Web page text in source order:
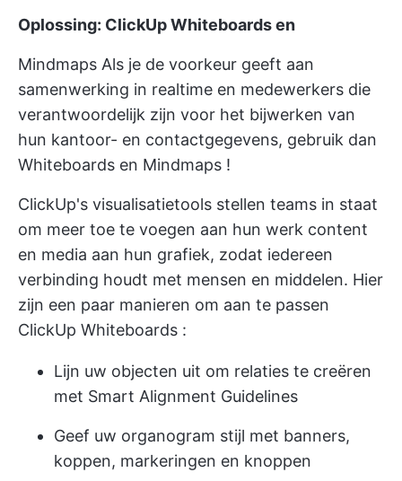
Oplossing: ClickUp Whiteboardsen
Mindmaps Als je de voorkeur geeft aan
samenwerking in realtime en medewerkers die
verantwoordelijk zijn voor het bijwerken van
hun kantoor- en contactgegevens, gebruik dan
Whiteboards en Mindmaps !
ClickUp's visualisatietools stellen teams in staat
om meer toe te voegen aan hun werk content
en media aan hun grafiek, zodat iedereen
verbinding houdt met mensen en middelen. Hier
zijn een paar manieren om aan te passen
ClickUp Whiteboards :
Lijn uw objecten uit om relaties te creëren
met Smart Alignment Guidelines
Geef uw organogram stijl met banners,
koppen, markeringen en knoppen